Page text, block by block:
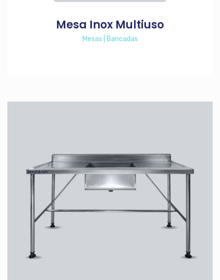
Mesa Inox Multiuso
Mesas | Bancadas